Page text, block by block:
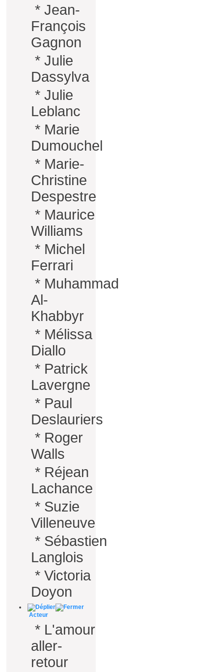
* Jean-
François
Gagnon
* Julie
Dassylva
* Julie
Leblanc
* Marie
Dumouchel
* Marie-
Christine
Despestre
* Maurice
Williams
* Michel
Ferrari
* Muhammad
Al-
Khabbyr
* Mélissa
Diallo
* Patrick
Lavergne
* Paul
Deslauriers
* Roger
Walls
* Réjean
Lachance
* Suzie
Villeneuve
* Sébastien
Langlois
* Victoria
Doyon
Acteur
* L'amour
aller-
retour